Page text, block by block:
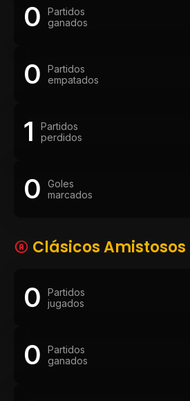
0
Partidos
ganados
0
Partidos
empatados
1
Partidos
perdidos
0
Goles
marcados
Clásicos Amistosos
0
Partidos
jugados
0
Partidos
ganados